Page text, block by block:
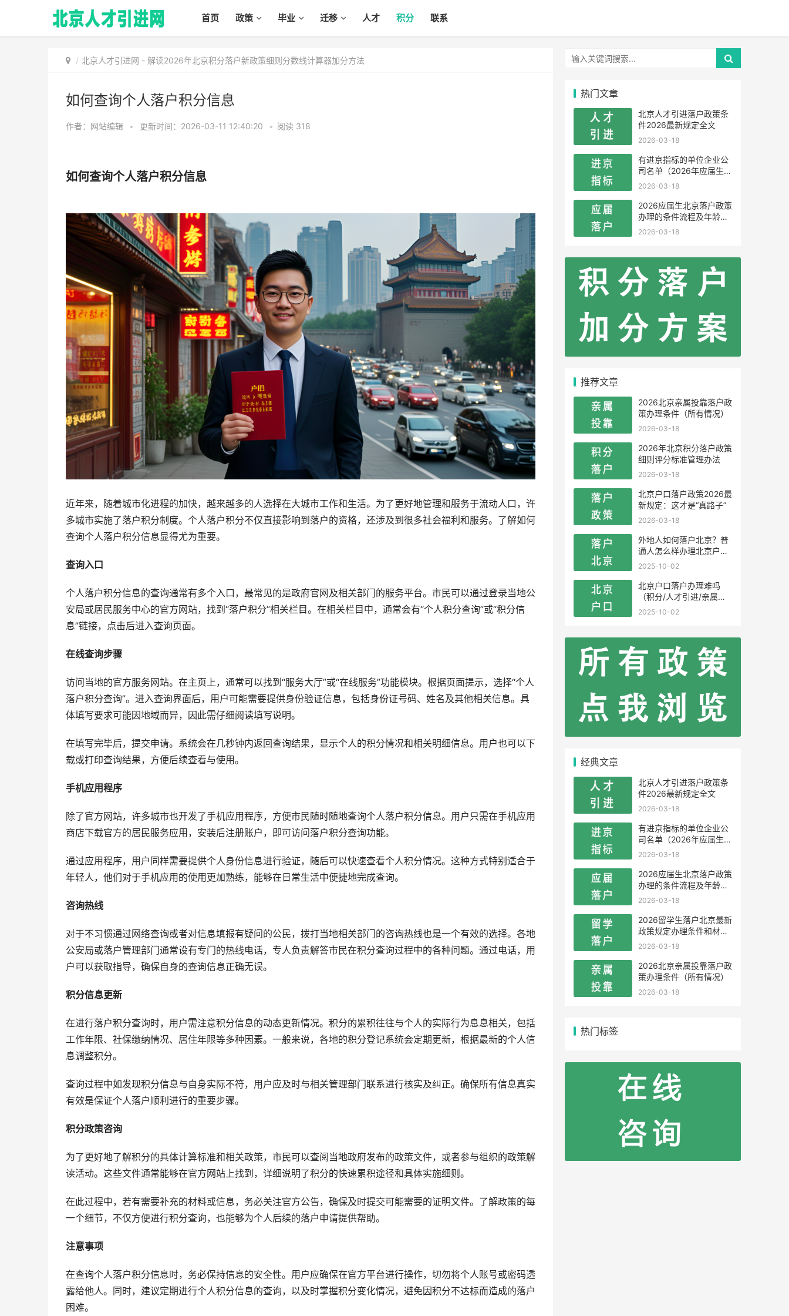
首页 政策 毕业 迁移 人才 积分 联系
北京人才引进网 - 解读2026年北京积分落户新政策细则分数线计算器加分方法
如何查询个人落户积分信息
作者：网站编辑 • 更新时间：2026-03-11 12:40:20 • 阅读 318
如何查询个人落户积分信息
近年来，随着城市化进程的加快，越来越多的人选择在大城市工作和生活。为了更好地管理和服务于流动人口，许
多城市实施了落户积分制度。个人落户积分不仅直接影响到落户的资格，还涉及到很多社会福利和服务。了解如何
查询个人落户积分信息显得尤为重要。
查询入口
个人落户积分信息的查询通常有多个入口，最常见的是政府官网及相关部门的服务平台。市民可以通过登录当地公
安局或居民服务中心的官方网站，找到“落户积分”相关栏目。在相关栏目中，通常会有“个人积分查询”或“积分信
息”链接，点击后进入查询页面。
在线查询步骤
访问当地的官方服务网站。在主页上，通常可以找到“服务大厅”或“在线服务”功能模块。根据页面提示，选择“个人
落户积分查询”。进入查询界面后，用户可能需要提供身份验证信息，包括身份证号码、姓名及其他相关信息。具
体填写要求可能因地域而异，因此需仔细阅读填写说明。
在填写完毕后，提交申请。系统会在几秒钟内返回查询结果，显示个人的积分情况和相关明细信息。用户也可以下
载或打印查询结果，方便后续查看与使用。
手机应用程序
除了官方网站，许多城市也开发了手机应用程序，方便市民随时随地查询个人落户积分信息。用户只需在手机应用
商店下载官方的居民服务应用，安装后注册账户，即可访问落户积分查询功能。
通过应用程序，用户同样需要提供个人身份信息进行验证，随后可以快速查看个人积分情况。这种方式特别适合于
年轻人，他们对于手机应用的使用更加熟练，能够在日常生活中便捷地完成查询。
咨询热线
对于不习惯通过网络查询或者对信息填报有疑问的公民，拨打当地相关部门的咨询热线也是一个有效的选择。各地
公安局或落户管理部门通常设有专门的热线电话，专人负责解答市民在积分查询过程中的各种问题。通过电话，用
户可以获取指导，确保自身的查询信息正确无误。
积分信息更新
在进行落户积分查询时，用户需注意积分信息的动态更新情况。积分的累积往往与个人的实际行为息息相关，包括
工作年限、社保缴纳情况、居住年限等多种因素。一般来说，各地的积分登记系统会定期更新，根据最新的个人信
息调整积分。
查询过程中如发现积分信息与自身实际不符，用户应及时与相关管理部门联系进行核实及纠正。确保所有信息真实
有效是保证个人落户顺利进行的重要步骤。
积分政策咨询
为了更好地了解积分的具体计算标准和相关政策，市民可以查阅当地政府发布的政策文件，或者参与组织的政策解
读活动。这些文件通常能够在官方网站上找到，详细说明了积分的快速累积途径和具体实施细则。
在此过程中，若有需要补充的材料或信息，务必关注官方公告，确保及时提交可能需要的证明文件。了解政策的每
一个细节，不仅方便进行积分查询，也能够为个人后续的落户申请提供帮助。
注意事项
在查询个人落户积分信息时，务必保持信息的安全性。用户应确保在官方平台进行操作，切勿将个人账号或密码透
露给他人。同时，建议定期进行个人积分信息的查询，以及时掌握积分变化情况，避免因积分不达标而造成的落户
困难。
热门文章
北京人才引进落户政策条
件2026最新规定全文
2026-03-18
有进京指标的单位企业公
司名单（2026年应届生留
学生）
2026-03-18
2026应届生北京落户政策
办理的条件流程及年龄限
制
2026-03-18
推荐文章
2026北京亲属投靠落户政
策办理条件（所有情况）
2026-03-18
2026年北京积分落户政策
细则评分标准管理办法
2026-03-18
北京户口落户政策2026最
新规定：这才是“真路子”
2026-03-18
外地人如何落户北京？普
通人怎么样办理北京户
口？
2025-10-02
北京户口落户办理难吗
（积分/人才引进/亲属投
靠）
2025-10-02
经典文章
北京人才引进落户政策条
件2026最新规定全文
2026-03-18
有进京指标的单位企业公
司名单（2026年应届生留
学生）
2026-03-18
2026应届生北京落户政策
办理的条件流程及年龄限
制
2026-03-18
2026留学生落户北京最新
政策规定办理条件和材料
及流程
2026-03-18
2026北京亲属投靠落户政
策办理条件（所有情况）
2026-03-18
热门标签